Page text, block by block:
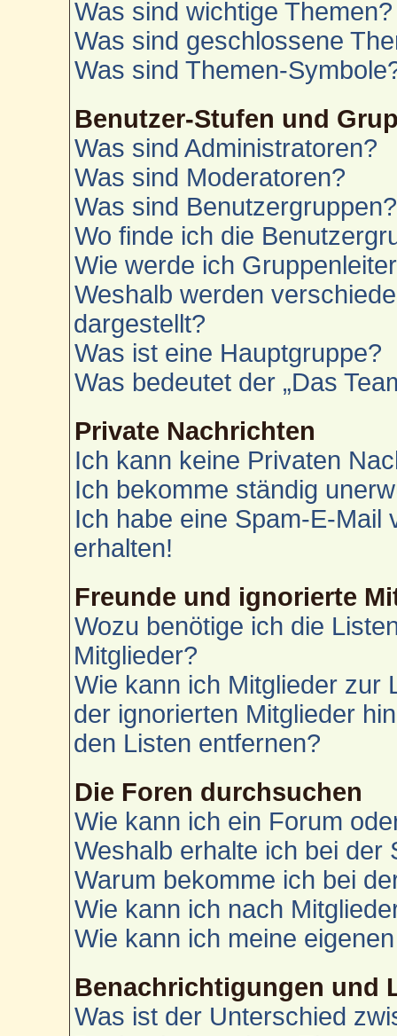
Was sind wichtige Themen?
Was sind geschlossene
Was sind Themen-
Benutzer-Stufen und
Was sind Administratoren?
Was sind Moderatoren?
Was sind Benutzergruppen?
Wo finde ich die
Wie werde ich
Weshalb werden
dargestellt?
Was ist eine Hauptgruppe?
Was bedeutet der „Das
Private Nachrichten
Ich kann keine Privaten
Ich bekomme ständig
Ich habe eine Spam-E-Mail
erhalten!
Freunde und ignorierte
Wozu benötige ich die
Mitglieder?
Wie kann ich Mitglieder zur
der ignorierten Mitglieder
den Listen entfernen?
Die Foren durchsuchen
Wie kann ich ein Forum
Weshalb erhalte ich bei der
Warum bekomme ich bei
Wie kann ich nach
Wie kann ich meine
Benachrichtigungen und
Was ist der Unterschied